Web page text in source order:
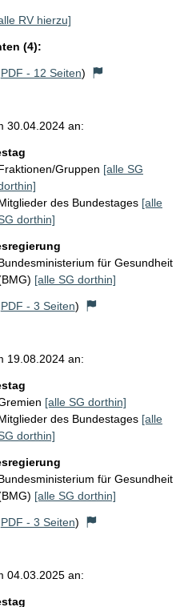
RV hierzu]
(4):
PDF - 12 Seiten)
30.04.2024 an:
Gruppen [alle SG
des Bundestages [alle
dorthin]
für Gesundheit
[alle SG dorthin]
PDF - 3 Seiten)
19.08.2024 an:
[alle SG dorthin]
des Bundestages [alle
dorthin]
für Gesundheit
[alle SG dorthin]
PDF - 3 Seiten)
04.03.2025 an: